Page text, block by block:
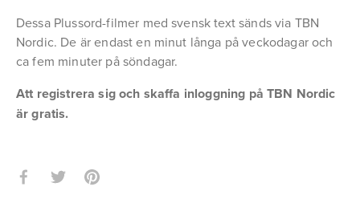
Dessa Plussord-filmer med svensk text sänds via TBN
Nordic. De är endast en minut långa på veckodagar och
ca fem minuter på söndagar.
Att registrera sig och skaffa inloggning på TBN Nordic
är gratis.